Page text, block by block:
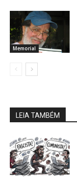
Memorial
LEIA TAMBÉM